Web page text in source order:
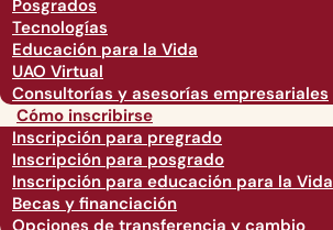
Posgrados
Tecnologías
Educación para la Vida
UAO Virtual
Consultorías y asesorías empresariales
Cómo inscribirse
Inscripción para pregrado
Inscripción para posgrado
Inscripción para educación para la Vida
Becas y financiación
Opciones de transferencia y cambio